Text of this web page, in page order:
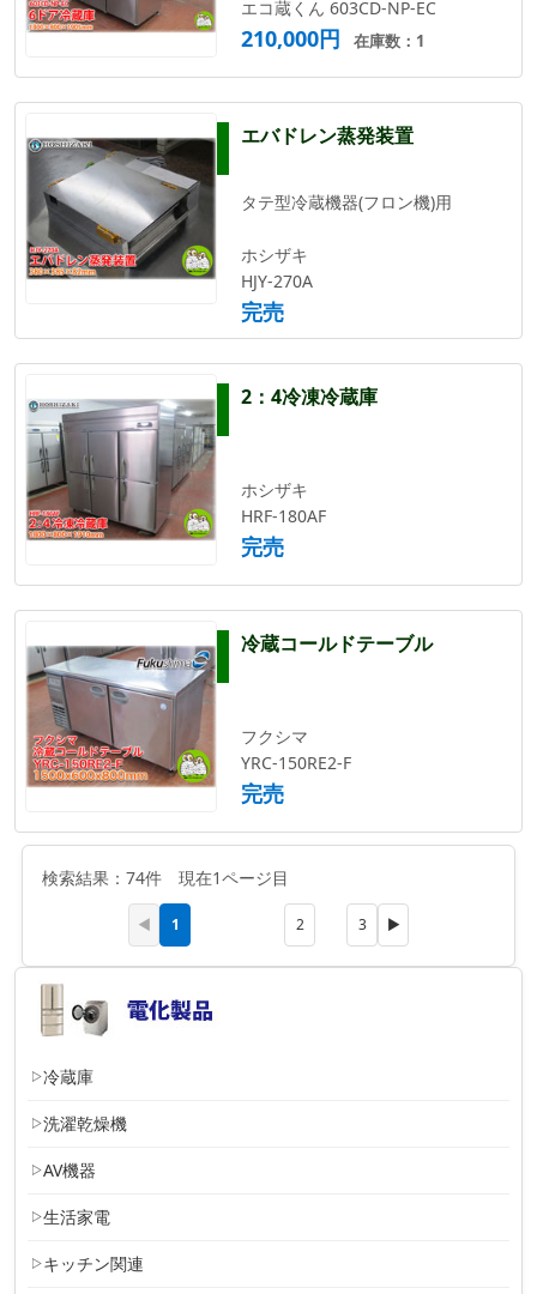
冷蔵庫
洗濯乾燥機
AV機器
生活家電
キッチン関連
エコ蔵くん 603CD-NP-EC
210,000円 在庫数：1
エバドレン蒸発装置
タテ型冷蔵機器(フロン機)用
ホシザキ
HJY-270A
完売
2：4冷凍冷蔵庫
ホシザキ
HRF-180AF
完売
冷蔵コールドテーブル
フクシマ
YRC-150RE2-F
完売
検索結果：74件 現在1ページ目
◀ 1 2 3 ▶